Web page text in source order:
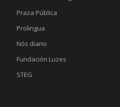
Praza Pública
Prolingua
Nós diario
Fundación Luzes
STEG